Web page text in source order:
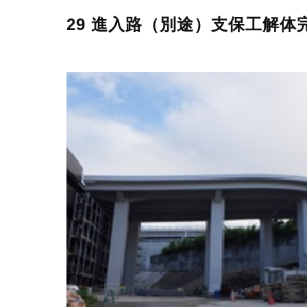
29 進入路（別途）支保工解体